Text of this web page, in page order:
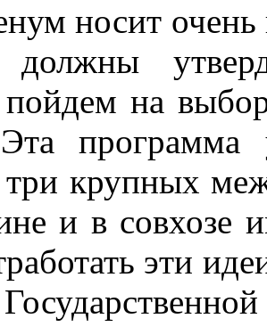
носит
должны
пойдем на
Эта
три крупных
и в совхозе
эти